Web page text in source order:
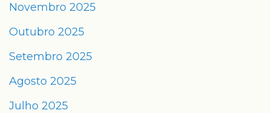
Novembro 2025
Outubro 2025
Setembro 2025
Agosto 2025
Julho 2025